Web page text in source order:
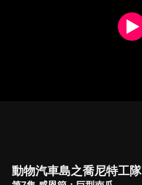
動物汽車島之喬尼特工隊